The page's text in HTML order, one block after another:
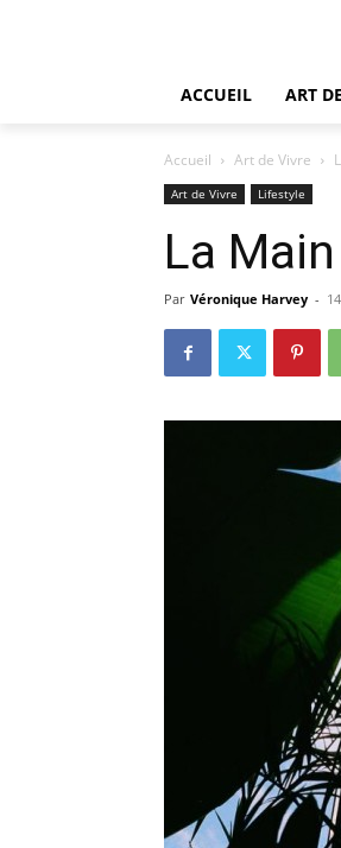
ACCUEIL ART
Accueil Art de Vivre
Art de Vivre Lifestyle
La
Par Véronique Harvey -